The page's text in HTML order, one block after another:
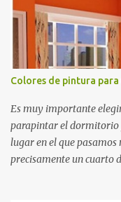
Colores de pintura
Es muy importante
parapintar el dormitorio
lugar en el que pasamos
precisamente un cuarto